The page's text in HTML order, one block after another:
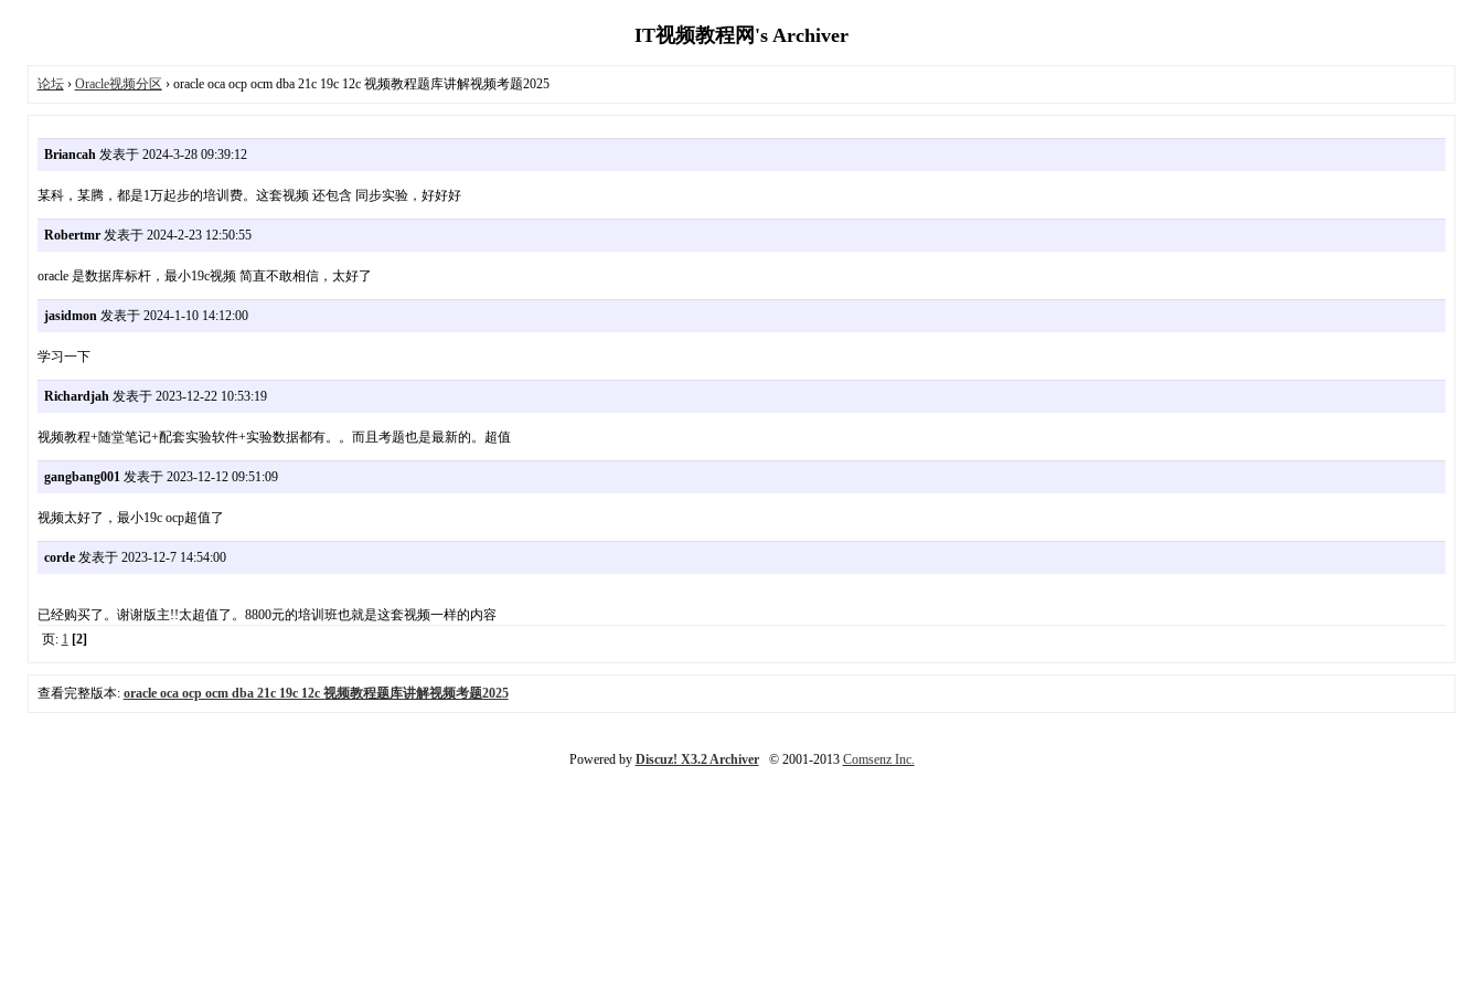
IT视频教程网's Archiver
论坛› Oracle视频分区 › oracle oca ocp ocm dba 21c 19c 12c 视频教程题库讲解视频考题2025
Briancah发表于 2024-3-28 09:39:12
某科，某腾，都是1万起步的培训费。这套视频 还包含 同步实验，好好好
Robertmr发表于 2024-2-23 12:50:55
oracle 是数据库标杆，最小19c视频 简直不敢相信，太好了
jasidmon发表于 2024-1-10 14:12:00
学习一下
Richardjah发表于 2023-12-22 10:53:19
视频教程+随堂笔记+配套实验软件+实验数据都有。。而且考题也是最新的。超值
gangbang001发表于 2023-12-12 09:51:09
视频太好了，最小19c ocp超值了
corde发表于 2023-12-7 14:54:00
已经购买了。谢谢版主!!太超值了。8800元的培训班也就是这套视频一样的内容
页: 1 [2]
查看完整版本: oracle oca ocp ocm dba 21c 19c 12c 视频教程题库讲解视频考题2025
Powered by Discuz! X3.2 Archiver© 2001-2013 Comsenz Inc.